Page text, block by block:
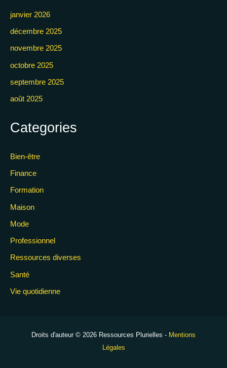
janvier 2026
décembre 2025
novembre 2025
octobre 2025
septembre 2025
août 2025
Categories
Bien-être
Finance
Formation
Maison
Mode
Professionnel
Ressources diverses
Santé
Vie quotidienne
Droits d'auteur © 2026 Ressources Plurielles - Mentions
Légales